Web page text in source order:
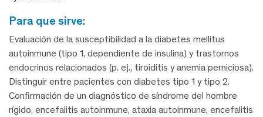
para que sirve:
Evaluación de la susceptibilidad a la diabetes mellitus
autoinmune (tipo 1, dependiente de insulina) y trastornos
endocrinos relacionados (p. ej., tiroiditis y anemia perniciosa).
Distinguir entre pacientes con diabetes tipo 1 y tipo 2.
Confirmación de un diagnóstico de síndrome del hombre
rígido, encefalitis autoinmune, ataxia autoinmune, encefalitis